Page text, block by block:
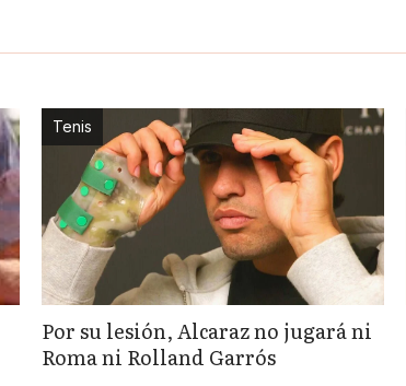
Tenis
Por su lesión, Alcaraz no jugará ni
Roma ni Rolland Garrós